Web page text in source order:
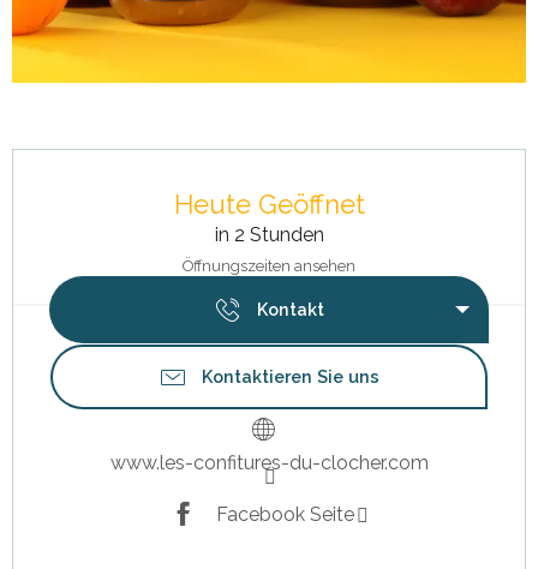
Heute Geöffnet
in 2 Stunden
Öffnungszeiten ansehen
Kontakt
Kontaktieren Sie uns
www.les-confitures-du-clocher.com
Facebook Seite